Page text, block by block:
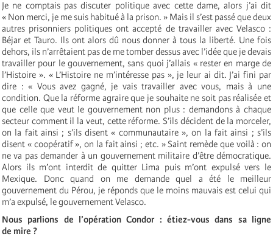
Je ne comptais pas discuter politique avec cette dame, alors j’ai dit
« Non merci, je me suis habitué à la prison. » Mais il s’est passé que deux
autres prisonniers politiques ont accepté de travailler avec Velasco :
Béjar et Tauro. Ils ont alors dû nous donner à tous la liberté. Une fois
dehors, ils n’arrêtaient pas de me tomber dessus avec l’idée que je devais
travailler pour le gouvernement, sans quoi j’allais « rester en marge de
l’Histoire ». « L’Histoire ne m’intéresse pas », je leur ai dit. J’ai fini par
dire : « Vous avez gagné, je vais travailler avec vous, mais à une
condition. Que la réforme agraire que je souhaite ne soit pas réalisée et
que celle que veut le gouvernement non plus : demandons à chaque
secteur comment il la veut, cette réforme. S’ils décident de la morceler,
on la fait ainsi ; s’ils disent « communautaire », on la fait ainsi ; s’ils
disent « coopératif », on la fait ainsi ; etc. » Saint remède que voilà : on
ne va pas demander à un gouvernement militaire d’être démocratique.
Alors ils m’ont interdit de quitter Lima puis m’ont expulsé vers le
Mexique. Donc quand on me demande quel a été le meilleur
gouvernement du Pérou, je réponds que le moins mauvais est celui qui
m’a expulsé, le gouvernement Velasco.
Nous parlions de l’opération Condor : étiez-vous dans sa ligne
de mire ?